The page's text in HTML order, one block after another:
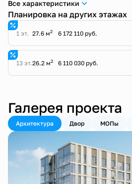
Все характеристики
Планировка на других этажах
1 эт. 27.6 м2 6 172 110 руб.
13 эт.26.2 м2 6 110 030 руб.
Галерея проекта
Архитектура Двор МОПы